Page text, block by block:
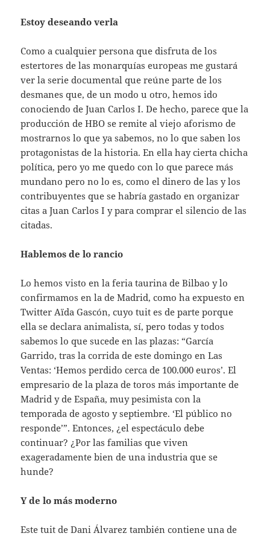
Estoy deseando verla
Como a cualquier persona que disfruta de los
estertores de las monarquías europeas me gustará
ver la serie documental que reúne parte de los
desmanes que, de un modo u otro, hemos ido
conociendo de Juan Carlos I. De hecho, parece que la
producción de HBO se remite al viejo aforismo de
mostrarnos lo que ya sabemos, no lo que saben los
protagonistas de la historia. En ella hay cierta chicha
política, pero yo me quedo con lo que parece más
mundano pero no lo es, como el dinero de las y los
contribuyentes que se habría gastado en organizar
citas a Juan Carlos I y para comprar el silencio de las
citadas.
Hablemos de lo rancio
Lo hemos visto en la feria taurina de Bilbao y lo
confirmamos en la de Madrid, como ha expuesto en
Twitter Aïda Gascón, cuyo tuit es de parte porque
ella se declara animalista, sí, pero todas y todos
sabemos lo que sucede en las plazas: “García
Garrido, tras la corrida de este domingo en Las
Ventas: ‘Hemos perdido cerca de 100.000 euros’. El
empresario de la plaza de toros más importante de
Madrid y de España, muy pesimista con la
temporada de agosto y septiembre. ‘El público no
responde’”. Entonces, ¿el espectáculo debe
continuar? ¿Por las familias que viven
exageradamente bien de una industria que se
hunde?
Y de lo más moderno
Este tuit de Dani Álvarez también contiene una de